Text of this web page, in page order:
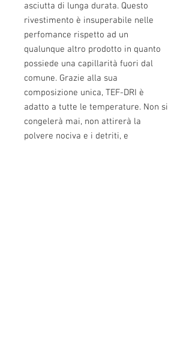
asciutta di lunga durata. Questo
rivestimento è insuperabile nelle
perfomance rispetto ad un
qualunque altro prodotto in quanto
possiede una capillarità fuori dal
comune. Grazie alla sua
composizione unica, TEF-DRI è
adatto a tutte le temperature. Non si
congelerà mai, non attirerà la
polvere nociva e i detriti, e